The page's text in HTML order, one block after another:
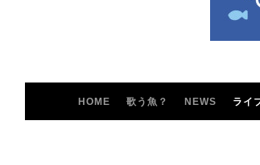
HOME 歌う魚？ NEWS ライ